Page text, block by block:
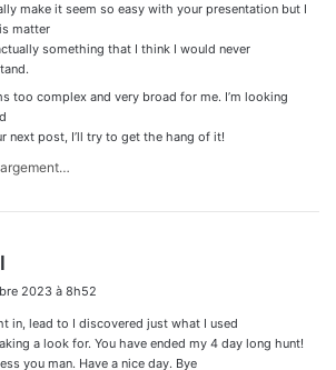
make it seem so easy with your presentation but I
matter
something that I think I would never
too complex and very broad for me. I’m looking
next post, I’ll try to get the hang of it!
t
:
2023 à 8h52
in, lead to I discovered just what I used
a look for. You have ended my 4 day long hunt!
you man. Have a nice day. Bye